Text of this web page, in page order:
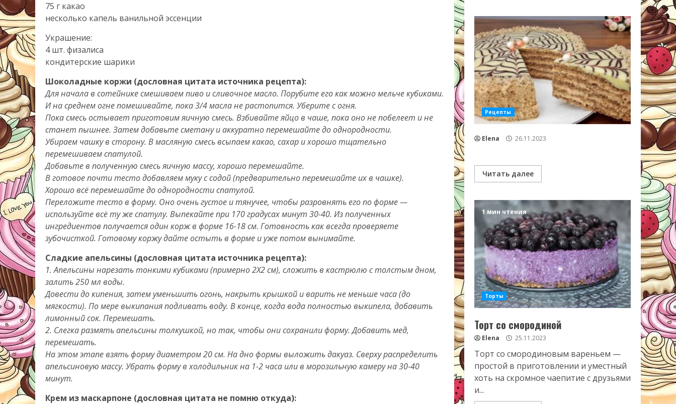
75 г какао
несколько капель ванильной эссенции
Украшение:
4 шт. физалиса
кондитерские шарики
Шоколадные коржи (дословная цитата источника рецепта):
Для начала в сотейнике смешиваем пиво и сливочное масло. Порубите его как можно мельче кубиками.
И на среднем огне помешивайте, пока 3/4 масла не растопится. Уберите с огня.
Пока смесь остывает приготовим яичную смесь. Взбивайте яйцо в чаше, пока оно не побелеет и не
станет пышнее. Затем добавьте сметану и аккуратно перемешайте до однородности.
Убираем чашку в сторону. В масляную смесь всыпаем какао, сахар и хорошо тщательно
перемешиваем спатулой.
Добавьте в полученную смесь яичную массу, хорошо перемешайте.
В готовое почти тесто добавляем муку с содой (предварительно перемешайте их в чашке).
Хорошо всё перемешайте до однородности спатулой.
Переложите тесто в форму. Оно очень густое и тянучее, чтобы разровнять его по форме —
используйте всё ту же спатулу. Выпекайте при 170 градусах минут 30-40. Из полученных
ингредиентов получается один корж в форме 16-18 см. Готовность как всегда проверяете
зубочисткой. Готовому коржу дайте остыть в форме и уже потом вынимайте.
Сладкие апельсины (дословная цитата источника рецепта):
1. Апельсины нарезать тонкими кубиками (примерно 2Х2 см), сложить в кастрюлю с толстым дном,
залить 250 мл воды.
Довести до кипения, затем уменьшить огонь, накрыть крышкой и варить не меньше часа (до
мягкости). По мере выкипания подливать воду. В конце, когда вода полностью выкипела, добавить
лимонный сок. Перемешать.
2. Слегка размять апельсины толкушкой, но так, чтобы они сохранили форму. Добавить мед,
перемешать.
На этом этапе взять форму диаметром 20 см. На дно формы выложить дакуаз. Сверху распределить
апельсиновую массу. Убрать форму в холодильник на 1-2 часа или в морозильную камеру на 30-40
минут.
Крем из маскарпоне (дословная цитата не помню откуда):
Рецепты
Elena 26.11.2023
Читать далее
1 мин чтения
Торты
Торт со смородиной
Elena 25.11.2023
Торт со смородиновым вареньем —
простой в приготовлении и уместный
хоть на скромное чаепитие с друзьями
и...